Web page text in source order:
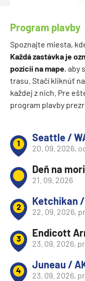
Program plavby
Spoznajte miesta,
Každá zastávka je
pozícii na mape, aby
trasu. Stačí kliknúť
každej z nich. Pre
program plavby
1 Seattle /
20. 09. 2026,
Deň na mori
21. 09. 2026
2 Ketchikan /
22. 09. 2026,
3 Endicott
23. 09. 2026,
4 Juneau /
23. 09. 2026,